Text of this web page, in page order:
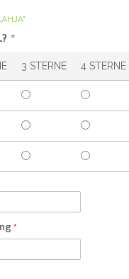
*
3 STERNE 4 STERNE